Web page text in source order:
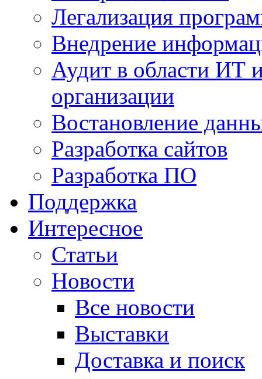
Легализация
Внедрение
Аудит в области ИТ
организации
Востановление
Разработка сайтов
Разработка ПО
Поддержка
Интересное
Статьи
Новости
Все новости
Выставки
Доставка и поиск